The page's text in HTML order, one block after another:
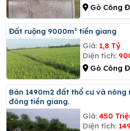
Gò Công
đất ruộng 9000m² tiền giang
Giá: 1,8 Tỷ
Diện tích:
Gò Công
Bán 1490m2 đất thổ cư và nông nghiệp tại gò công
đông tiền giang.
Giá: 450
Diện tích: